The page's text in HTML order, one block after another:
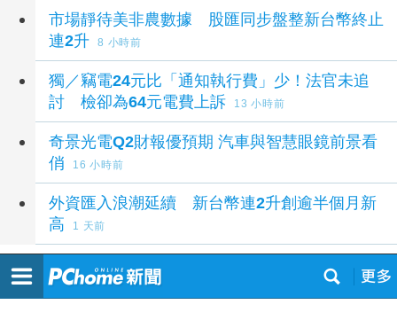
市場靜待美非農數據 股匯同步盤整新台幣終止
連2升
8 小時前
獨／竊電24元比「通知執行費」少！法官未追
討 檢卻為64元電費上訴
13 小時前
奇景光電Q2財報優預期 汽車與智慧眼鏡前景看
俏
16 小時前
外資匯入浪潮延續 新台幣連2升創逾半個月新
高
1 天前